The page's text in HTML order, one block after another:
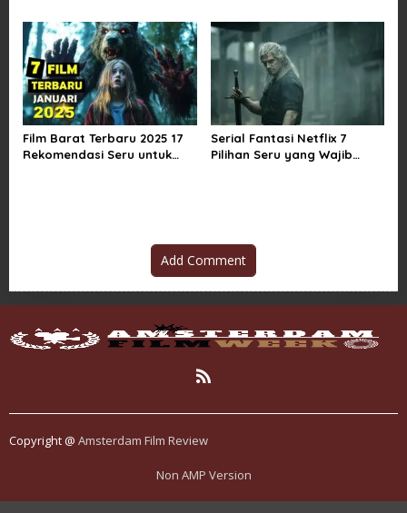
Film Barat Terbaru 2025 17
Rekomendasi Seru untuk
Serial Fantasi Netflix 7
Pilihan Seru yang Wajib
Add Comment
Copyright @ Amsterdam Film Review
Non AMP Version